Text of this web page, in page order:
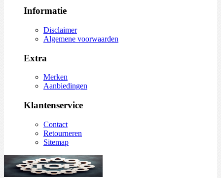
Informatie
Disclaimer
Algemene voorwaarden
Extra
Merken
Aanbiedingen
Klantenservice
Contact
Retourneren
Sitemap